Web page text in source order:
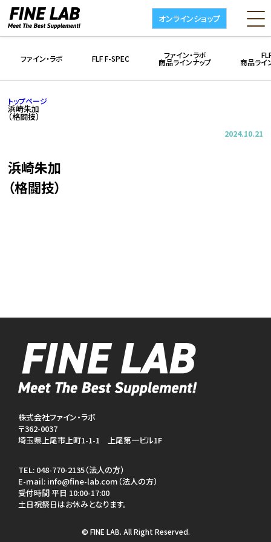
オンラインショップ
ファイン・ラボ FLF F-SPEC ファイン・ラボ
商品ラインナップ 商品ライ
トップページ
浜崎朱加
（格闘技）
2024.10.21
浜崎朱加
（格闘技）
株式会社ファイン・ラボ
〒362-0037
埼玉県上尾市上町1-1-1 上尾第一ビル1F
TEL: 048-770-2135（法人の方）
E-mail: info@fine-lab.com（法人の方）
受付時間 平日 10:00-17:00
土日祝祭日はお休みとなります。
© FINE LAB. All Right Reserved.